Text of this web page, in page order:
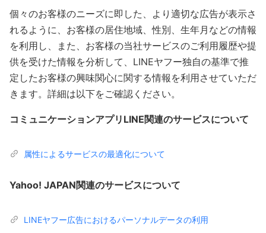
個々のお客様のニーズに即した、より適切な広告が表示さ
れるように、お客様の居住地域、性別、生年月などの情報
を利用し、また、お客様の当社サービスのご利用履歴や提
供を受けた情報を分析して、LINEヤフー独自の基準で推
定したお客様の興味関心に関する情報を利用させていただ
きます。詳細は以下をご確認ください。
コミュニケーションアプリLINE関連のサービスについて
属性によるサービスの最適化について
Yahoo! JAPAN関連のサービスについて
LINEヤフー広告におけるパーソナルデータの利用